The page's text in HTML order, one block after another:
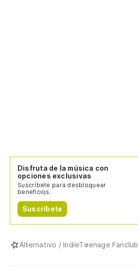
Disfruta de la música con
opciones exclusivas
Suscríbete para desbloquear
beneficios.
Suscríbete
Alternativo / IndieTeenage Fanclub